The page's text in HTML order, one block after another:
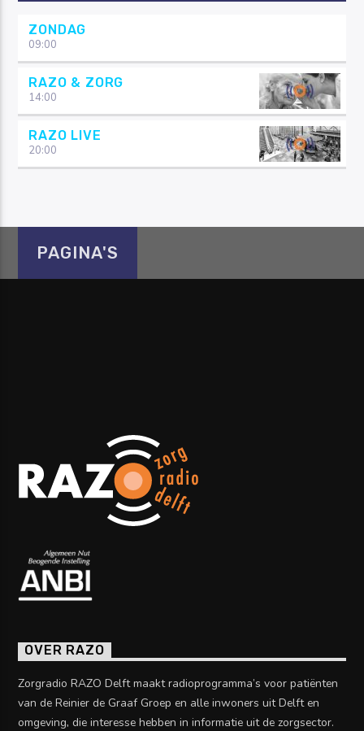
ZONDAG
09:00
RAZO & ZORG
14:00
RAZO LIVE
20:00
PAGINA'S
OVER RAZO
Zorgradio RAZO Delft maakt radioprogramma’s voor patiënten
van de Reinier de Graaf Groep en alle inwoners uit Delft en
omgeving, die interesse hebben in informatie uit de zorgsector.